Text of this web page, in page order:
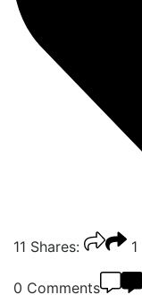
11 Shares: 1
0 Comments